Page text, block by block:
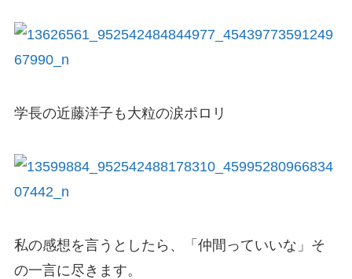
学長の近藤洋子も大粒の涙ポロリ
私の感想を言うとしたら、「仲間っていいな」そ
の一言に尽きます。